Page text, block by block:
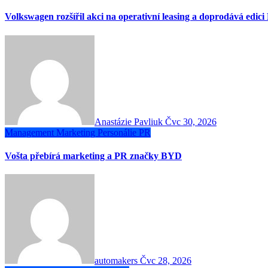
Volkswagen rozšířil akci na operativní leasing a doprodává edici
Anastázie Pavliuk Čvc 30, 2026
Management Marketing Personálie PR
Vošta přebírá marketing a PR značky BYD
automakers Čvc 28, 2026